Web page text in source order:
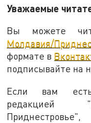
Уважаемые
Вы можете
Молдавия/
формате в
подписывайте на
Если вам
редакцией